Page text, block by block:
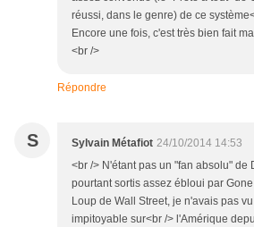
réussi, dans le genre) de ce
Encore une fois, c'est très bien fait
<br />
Répondre
S Sylvain Métafiot 24/10/2014 14:53
<br /> N'étant pas un "fan absolu" de
pourtant sortis assez ébloui par
Loup de Wall Street, je n'avais pas
impitoyable sur<br /> l'Amérique